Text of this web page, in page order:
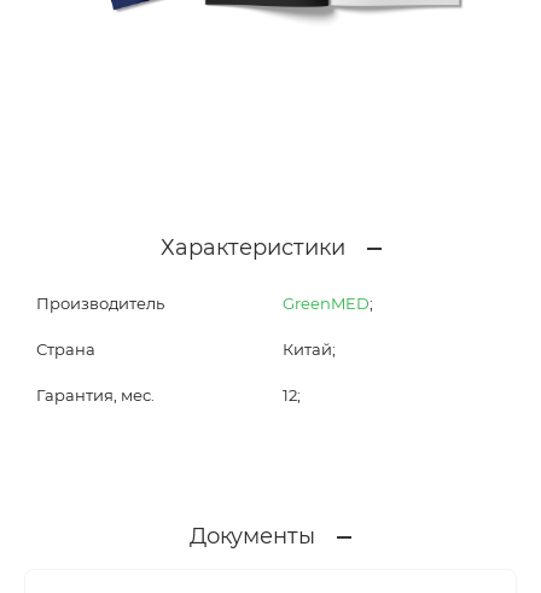
Характеристики
Производитель GreenMED;
Страна Китай;
Гарантия, мес. 12;
Документы